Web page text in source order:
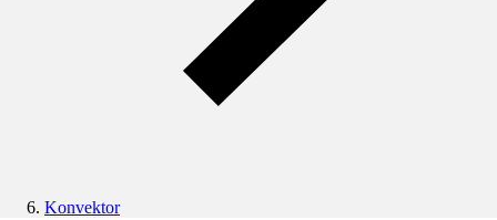
Konvektor